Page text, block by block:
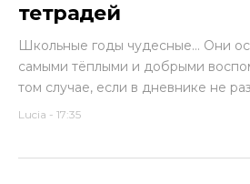
тетрадей
Школьные годы чудесные… Они
самыми тёплыми и добрыми
том случае, если в дневнике не
Lucia - 17:35